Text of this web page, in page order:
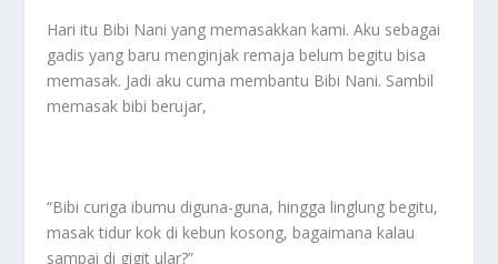
Hari itu Bibi Nani yang memasakkan kami. Aku sebagai
gadis yang baru menginjak remaja belum begitu bisa
memasak. Jadi aku cuma membantu Bibi Nani. Sambil
memasak bibi berujar,
“Bibi curiga ibumu diguna-guna, hingga linglung begitu,
masak tidur kok di kebun kosong, bagaimana kalau
sampai di gigit ular?”